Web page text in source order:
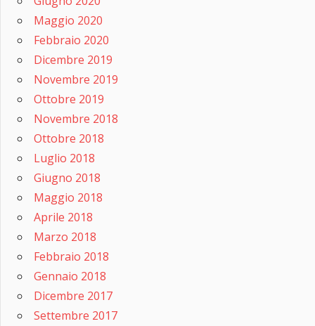
Maggio 2020
Febbraio 2020
Dicembre 2019
Novembre 2019
Ottobre 2019
Novembre 2018
Ottobre 2018
Luglio 2018
Giugno 2018
Maggio 2018
Aprile 2018
Marzo 2018
Febbraio 2018
Gennaio 2018
Dicembre 2017
Settembre 2017